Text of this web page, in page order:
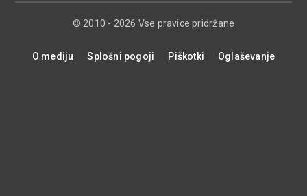
© 2010 - 2026 Vse pravice pridržane
O mediju Splošni pogoji Piškotki Oglaševanje